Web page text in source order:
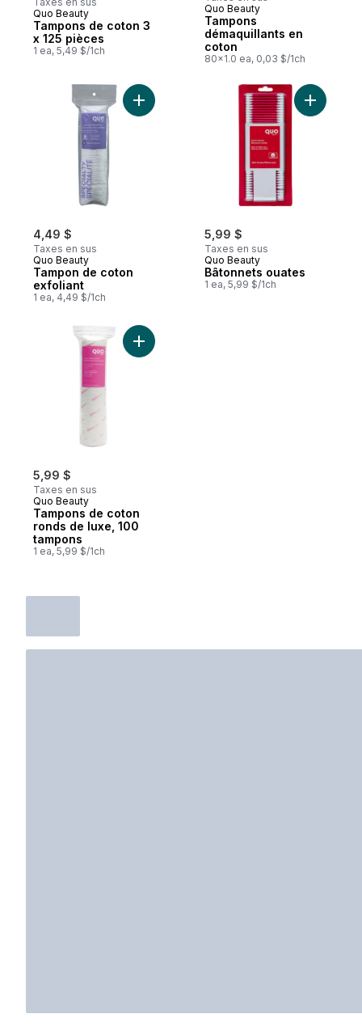
Préparé au Canada
Quo Beauty
Tampons de coton 3
x 125 pièces
1 ea, 5,49 $/1ch
Quo Beauty
Tampons
démaquillants en
coton
80x1.0 ea, 0,03 $/1ch
4,49 $
Taxes en sus
Quo Beauty
Tampon de coton
exfoliant
1 ea, 4,49 $/1ch
Ajouter Tampon de coton exfoliant au
5,99 $
Taxes en sus
Quo Beauty
Bâtonnets ouates
1 ea, 5,99 $/1ch
Ajouter
5,99 $
Taxes en sus
Quo Beauty
Tampons de coton
ronds de luxe, 100
tampons
1 ea, 5,99 $/1ch
Ajouter Tampons de coton ronds de